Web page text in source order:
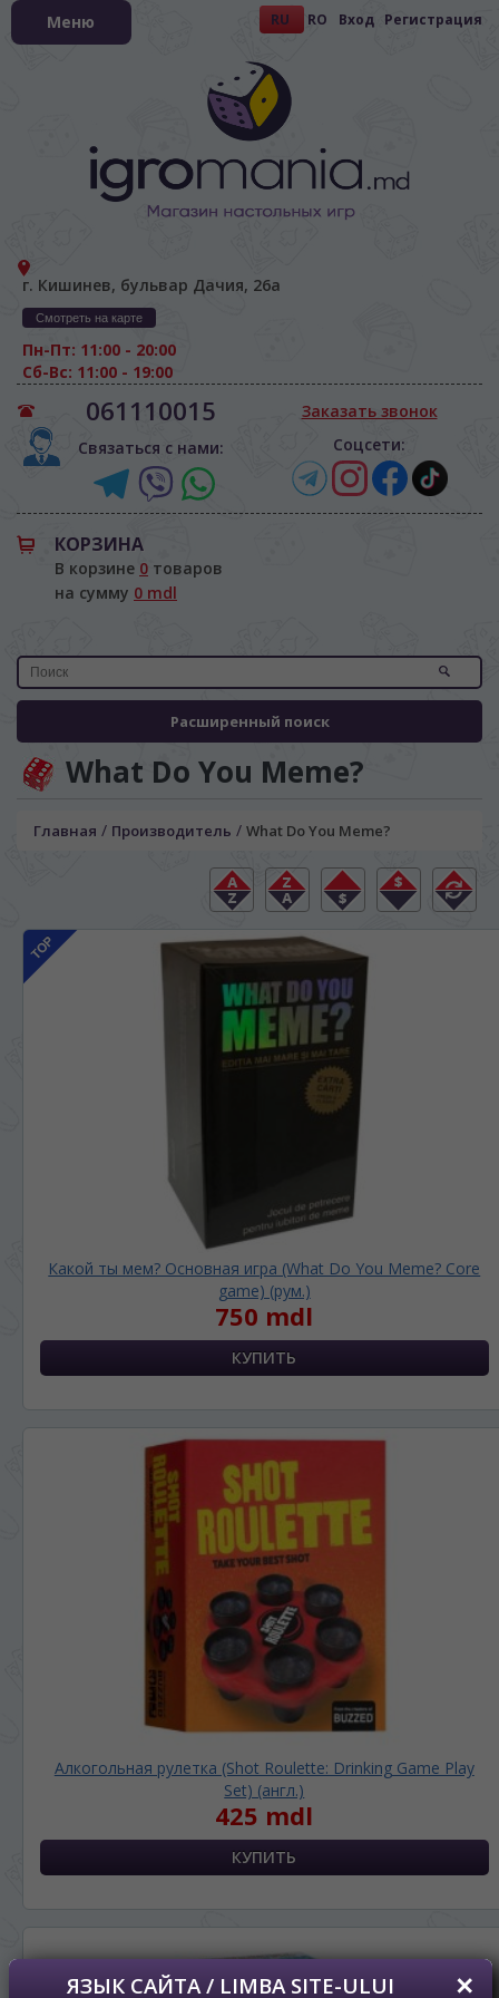
RU RO Вход Регистрация
г. Кишинев, бульвар Дачия, 26а
Смотреть на карте
Пн-Пт: 11:00 - 20:00
Сб-Вс: 11:00 - 19:00
061110015
Связаться с нами:
Заказать звонок
Соцсети:
КОРЗИНА
В корзине 0 товаров
на сумму 0 mdl
Расширенный поиск
Меню
What Do You Meme?
Главная / Производитель / What Do You Meme?
Какой ты мем? Основная игра (What Do You Meme? Core
game) (рум.)
750 mdl
Алкогольная рулетка (Shot Roulette: Drinking Game Play
Set) (англ.)
425 mdl
ЯЗЫК САЙТА / LIMBA SITE-ULUI
На каком языке Вы хотите
În ce limbă ați dori să vedeți site-ul nostru?
Беспокоим Вас только один раз, далее
сохраним Ваш выбор языка.
Vă vom deranja doar o singură dată, apoi vă
vom salva alegerea limbii.
Если вы хотите переключить язык
сайта, то это можно всегда сделать в
правом верхнем углу страницы.
Dacă doriți să schimbați limba site-ului, puteți
oricând să faceți asta în colțul din dreapta sus
al paginii.